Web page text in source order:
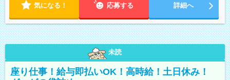
気になる！ 応募する 詳細へ
未読
座り仕事！給与即払いOK！高時給！土日休み！